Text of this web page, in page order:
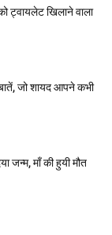
ट्वायलेट खिलाने वाला
जो शायद आपने कभी
जन्म, माँ की हुयी मौत